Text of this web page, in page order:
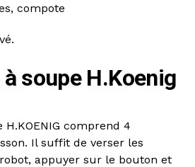
compote
soupe H.Koenig
comprend 4
Il suffit de verser les
appuyer sur le bouton et